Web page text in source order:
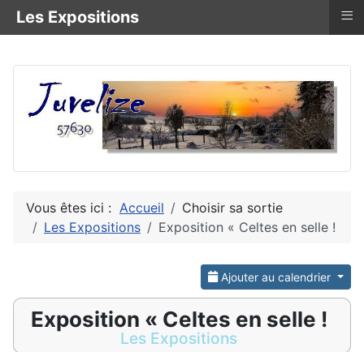
Vous êtes ici : Accueil
Choisir sa sortie
Les Expositions
Exposition « Celtes en selle !
Ajouter au calendrier
Exposition « Celtes en selle !
Les Expositions
Les Expositions ≡